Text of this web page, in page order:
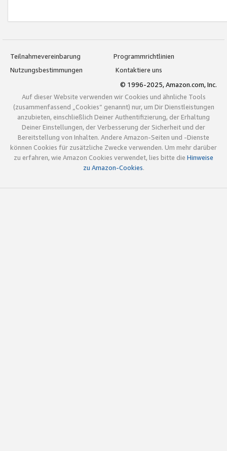
Teilnahmevereinbarung
Programmrichtlinien
Nutzungsbestimmungen
Kontaktiere uns
© 1996-2025, Amazon.com, Inc.
Auf dieser Website verwenden wir Cookies und ähnliche Tools
(zusammenfassend „Cookies“ genannt) nur, um Dir Dienstleistungen
anzubieten, einschließlich Deiner Authentifizierung, der Erhaltung
Deiner Einstellungen, der Verbesserung der Sicherheit und der
Bereitstellung von Inhalten. Andere Amazon-Seiten und -Dienste
können Cookies für zusätzliche Zwecke verwenden. Um mehr darüber
zu erfahren, wie Amazon Cookies verwendet, lies bitte die Hinweise
zu Amazon-Cookies.